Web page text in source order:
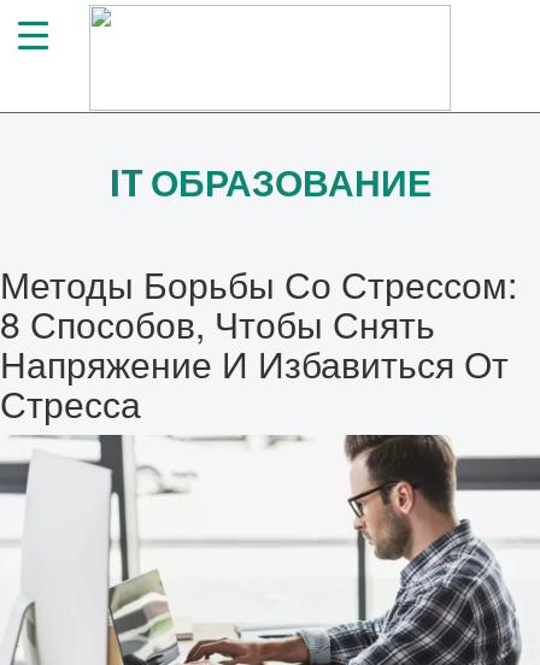
IT ОБРАЗОВАНИЕ
Методы Борьбы Со Стрессом:
8 Способов, Чтобы Снять
Напряжение И Избавиться От
Стресса